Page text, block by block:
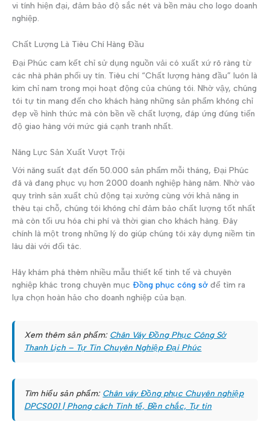
vi tính hiện đại, đảm bảo độ sắc nét và bền màu cho logo doanh
nghiệp.
Chất Lượng Là Tiêu Chí Hàng Đầu
Đại Phúc cam kết chỉ sử dụng nguồn vải có xuất xứ rõ ràng từ
các nhà phân phối uy tín. Tiêu chí “Chất lượng hàng đầu” luôn là
kim chỉ nam trong mọi hoạt động của chúng tôi. Nhờ vậy, chúng
tôi tự tin mang đến cho khách hàng những sản phẩm không chỉ
đẹp về hình thức mà còn bền về chất lượng, đáp ứng đúng tiến
độ giao hàng với mức giá cạnh tranh nhất.
Năng Lực Sản Xuất Vượt Trội
Với năng suất đạt đến 50.000 sản phẩm mỗi tháng, Đại Phúc
đã và đang phục vụ hơn 2000 doanh nghiệp hàng năm. Nhờ vào
quy trình sản xuất chủ động tại xưởng cùng với khả năng in
thêu tại chỗ, chúng tôi không chỉ đảm bảo chất lượng tốt nhất
mà còn tối ưu hóa chi phí và thời gian cho khách hàng. Đây
chính là một trong những lý do giúp chúng tôi xây dựng niềm tin
lâu dài với đối tác.
Hãy khám phá thêm nhiều mẫu thiết kế tinh tế và chuyên
nghiệp khác trong chuyên mục Đồng phục công sở để tìm ra
lựa chọn hoàn hảo cho doanh nghiệp của bạn.
Xem thêm sản phẩm: Chân Váy Đồng Phục Công Sở
Thanh Lịch – Tự Tin Chuyên Nghiệp Đại Phúc
Tìm hiểu sản phẩm: Chân váy Đồng phục Chuyên nghiệp
DPCS001 | Phong cách Tinh tế, Bền chắc, Tự tin